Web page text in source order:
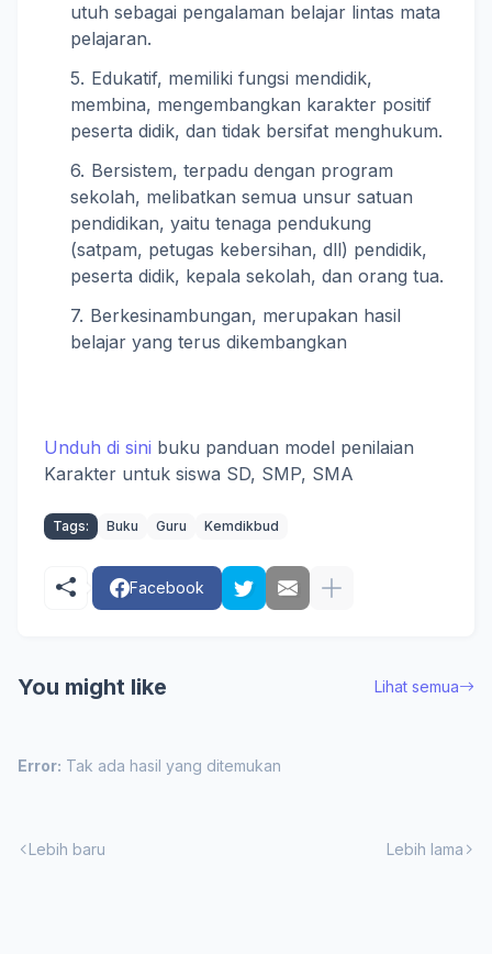
utuh sebagai pengalaman belajar lintas mata
pelajaran.
Edukatif, memiliki fungsi mendidik,
membina, mengembangkan karakter positif
peserta didik, dan tidak bersifat menghukum.
Bersistem, terpadu dengan program
sekolah, melibatkan semua unsur satuan
pendidikan, yaitu tenaga pendukung
(satpam, petugas kebersihan, dll) pendidik,
peserta didik, kepala sekolah, dan orang tua.
Berkesinambungan, merupakan hasil
belajar yang terus dikembangkan
Unduh di sini buku panduan model penilaian
Karakter untuk siswa SD, SMP, SMA
Tags: Buku Guru Kemdikbud
Facebook
You might like Lihat semua
Error: Tak ada hasil yang ditemukan
Lebih baru Lebih lama